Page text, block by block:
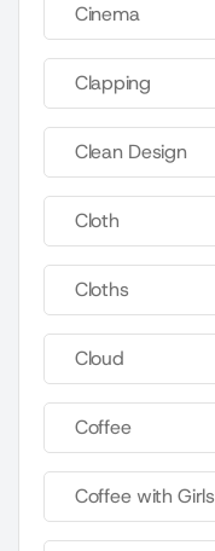
Cinema
Clapping
Clean Design
Cloth
Cloths
Cloud
Coffee
Coffee with Girls